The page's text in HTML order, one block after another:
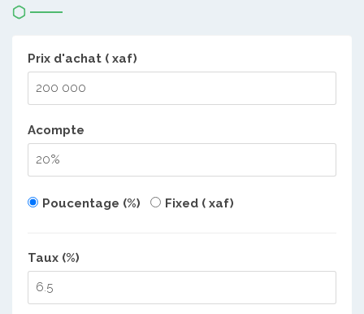
Prix d'achat ( xaf)
Acompte
Poucentage (%) Fixed ( xaf)
Taux (%)